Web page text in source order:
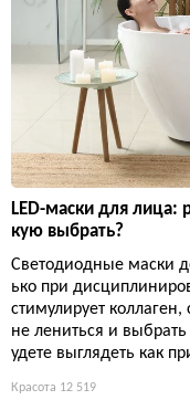
LED-маски для
кую выбрать?
Светодиодные маски
ько при
стимулирует
не лениться и
удете выглядеть как
Красота 12 519